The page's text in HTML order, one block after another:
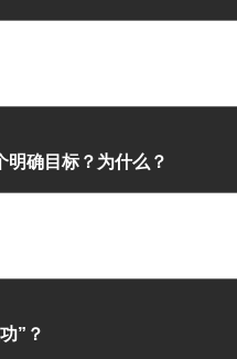
明确目标？为什么？
”？